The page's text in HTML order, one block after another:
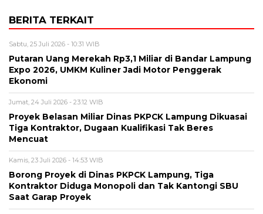
BERITA TERKAIT
Sabtu, 25 Juli 2026 - 10:31 WIB
Putaran Uang Merekah Rp3,1 Miliar di Bandar Lampung
Expo 2026, UMKM Kuliner Jadi Motor Penggerak
Ekonomi
Jumat, 24 Juli 2026 - 23:12 WIB
Proyek Belasan Miliar Dinas PKPCK Lampung Dikuasai
Tiga Kontraktor, Dugaan Kualifikasi Tak Beres
Mencuat
Kamis, 23 Juli 2026 - 14:53 WIB
Borong Proyek di Dinas PKPCK Lampung, Tiga
Kontraktor Diduga Monopoli dan Tak Kantongi SBU
Saat Garap Proyek